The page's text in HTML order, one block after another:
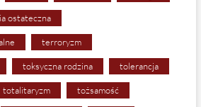
ostateczna
terroryzm
toksyczna rodzina tolerancja
totalitaryzm tożsamość